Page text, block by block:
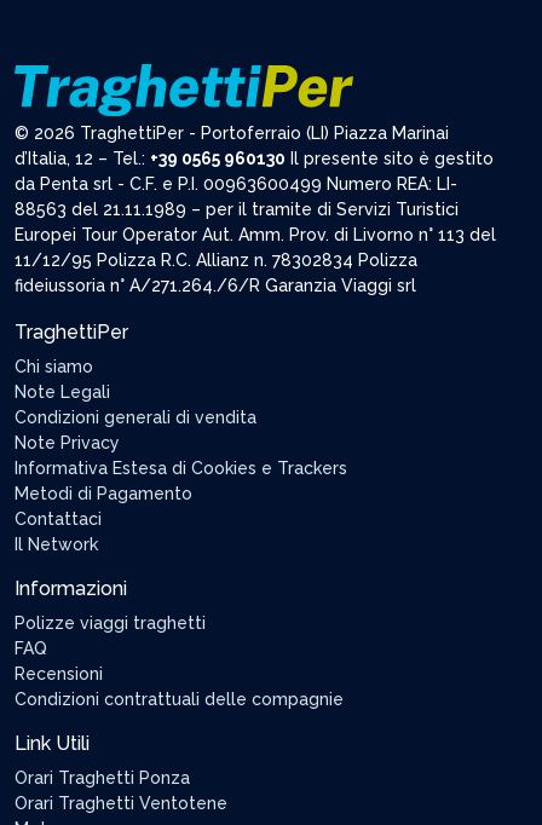
© 2026 TraghettiPer - Portoferraio (LI) Piazza Marinai
d’Italia, 12 – Tel.: +39 0565 960130 Il presente sito è gestito
da Penta srl - C.F. e P.I. 00963600499 Numero REA: LI-
88563 del 21.11.1989 – per il tramite di Servizi Turistici
Europei Tour Operator Aut. Amm. Prov. di Livorno n° 113 del
11/12/95 Polizza R.C. Allianz n. 78302834 Polizza
fideiussoria n° A/271.264./6/R Garanzia Viaggi srl
TraghettiPer
Chi siamo
Note Legali
Condizioni generali di vendita
Note Privacy
Informativa Estesa di Cookies e Trackers
Metodi di Pagamento
Contattaci
Il Network
Informazioni
Polizze viaggi traghetti
FAQ
Recensioni
Condizioni contrattuali delle compagnie
Link Utili
Orari Traghetti Ponza
Orari Traghetti Ventotene